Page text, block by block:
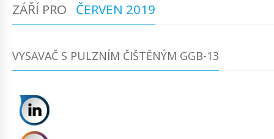
ZÁŘÍ PRO ČERVEN 2019
VYSAVAČ S PULZNÍM ČIŠTĚNÝM GGB-13